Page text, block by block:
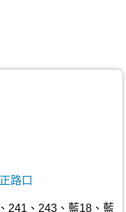
路口
241、243、藍18、藍